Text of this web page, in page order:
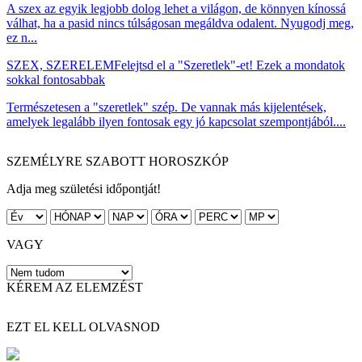
A szex az egyik legjobb dolog lehet a világon, de könnyen kínossá
válhat, ha a pasid nincs túlságosan megáldva odalent. Nyugodj meg,
ez n...
SZEX, SZERELEMFelejtsd el a "Szeretlek"-et! Ezek a mondatok
sokkal fontosabbak
Természetesen a "szeretlek" szép. De vannak más kijelentések,
amelyek legalább ilyen fontosak egy jó kapcsolat szempontjából....
SZEMÉLYRE SZABOTT HOROSZKÓP
Adja meg születési időpontját!
VAGY
KÉREM AZ ELEMZÉST
EZT EL KELL OLVASNOD